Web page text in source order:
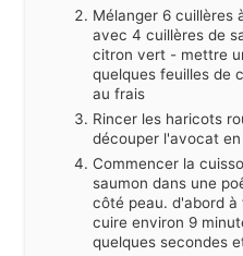
Mélanger 6 cuillères
avec 4 cuillères de
citron vert - mettre
quelques feuilles de
au frais
Rincer les haricots
découper l'avocat
Commencer la
saumon dans une
côté peau. d'abord
cuire environ 9
quelques secondes